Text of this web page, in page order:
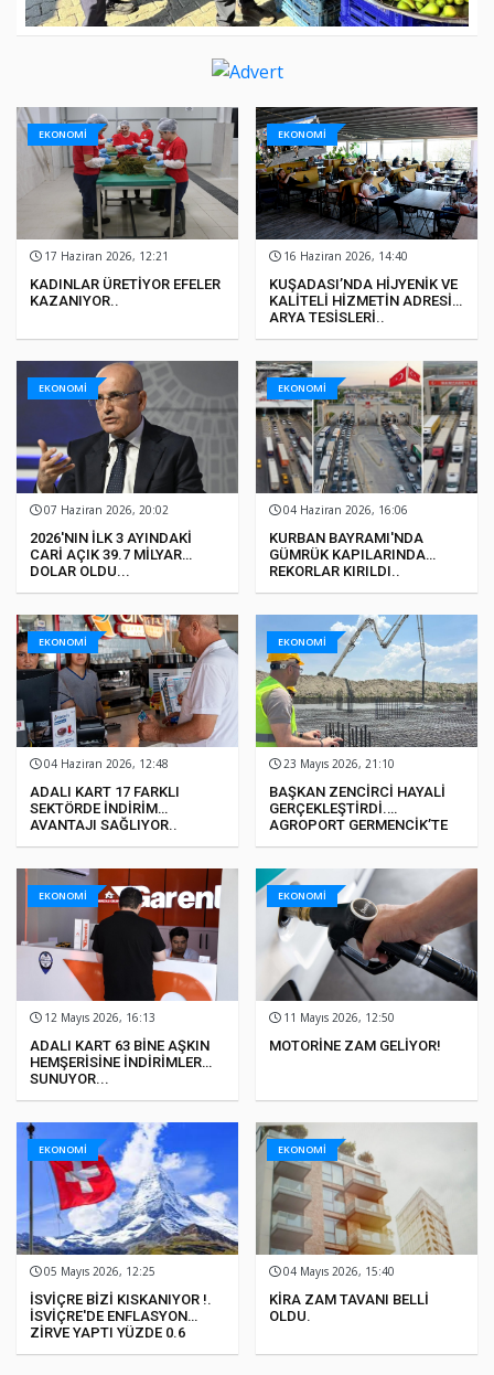
EKONOMİ
17 Haziran 2026, 12:21
KADINLAR ÜRETİYOR EFELER
KAZANIYOR..
EKONOMİ
16 Haziran 2026, 14:40
KUŞADASI’NDA HİJYENİK VE
KALİTELİ HİZMETİN ADRESİ:
ARYA TESİSLERİ..
EKONOMİ
07 Haziran 2026, 20:02
2026'NIN İLK 3 AYINDAKİ
CARİ AÇIK 39.7 MİLYAR
DOLAR OLDU...
EKONOMİ
04 Haziran 2026, 16:06
KURBAN BAYRAMI'NDA
GÜMRÜK KAPILARINDA
REKORLAR KIRILDI..
EKONOMİ
04 Haziran 2026, 12:48
ADALI KART 17 FARKLI
SEKTÖRDE İNDİRİM
AVANTAJI SAĞLIYOR..
EKONOMİ
23 Mayıs 2026, 21:10
BAŞKAN ZENCİRCİ HAYALİ
GERÇEKLEŞTİRDİ.
AGROPORT GERMENCİK’TE
EKONOMİ
12 Mayıs 2026, 16:13
ADALI KART 63 BİNE AŞKIN
HEMŞERİSİNE İNDİRİMLER
SUNUYOR...
EKONOMİ
11 Mayıs 2026, 12:50
MOTORİNE ZAM GELİYOR!
EKONOMİ
05 Mayıs 2026, 12:25
İSVİÇRE BİZİ KISKANIYOR !.
İSVİÇRE'DE ENFLASYON
ZİRVE YAPTI YÜZDE 0.6
EKONOMİ
04 Mayıs 2026, 15:40
KİRA ZAM TAVANI BELLİ
OLDU.